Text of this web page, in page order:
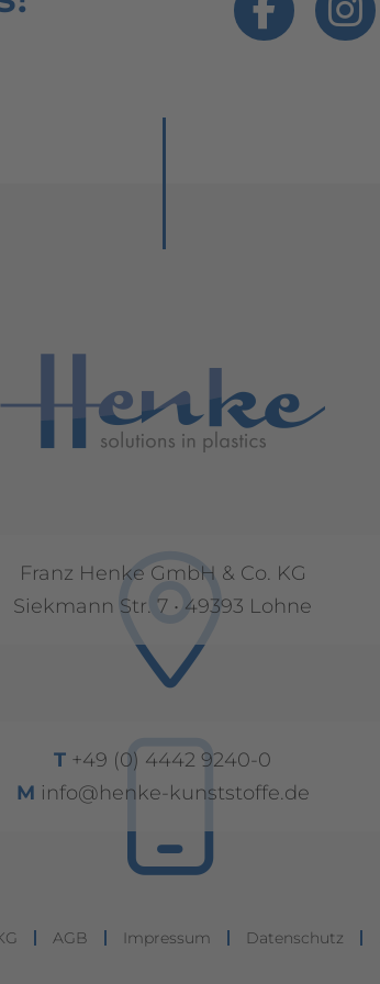
Franz Henke GmbH & Co. KG
Siekmann Str. 7 • 49393 Lohne
T +49 (0) 4442 9240-0
M info@henke-kunststoffe.de
AGB Impressum Datenschutz